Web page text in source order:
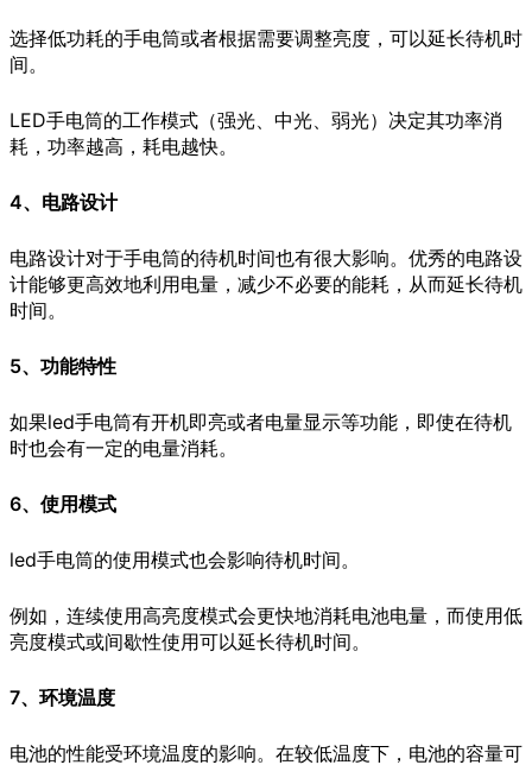
选择低功耗的手电筒或者根据需要调整亮度，可以延长待机时
间。
LED手电筒的工作模式（强光、中光、弱光）决定其功率消
耗，功率越高，耗电越快。
4、电路设计
电路设计对于手电筒的待机时间也有很大影响。优秀的电路设
计能够更高效地利用电量，减少不必要的能耗，从而延长待机
时间。
5、功能特性
如果led手电筒有开机即亮或者电量显示等功能，即使在待机
时也会有一定的电量消耗。
6、使用模式
led手电筒的使用模式也会影响待机时间。
例如，连续使用高亮度模式会更快地消耗电池电量，而使用低
亮度模式或间歇性使用可以延长待机时间。
7、环境温度
电池的性能受环境温度的影响。在较低温度下，电池的容量可